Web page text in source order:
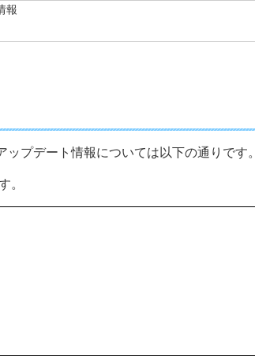
報
ップデート情報については以下の通りです。
。